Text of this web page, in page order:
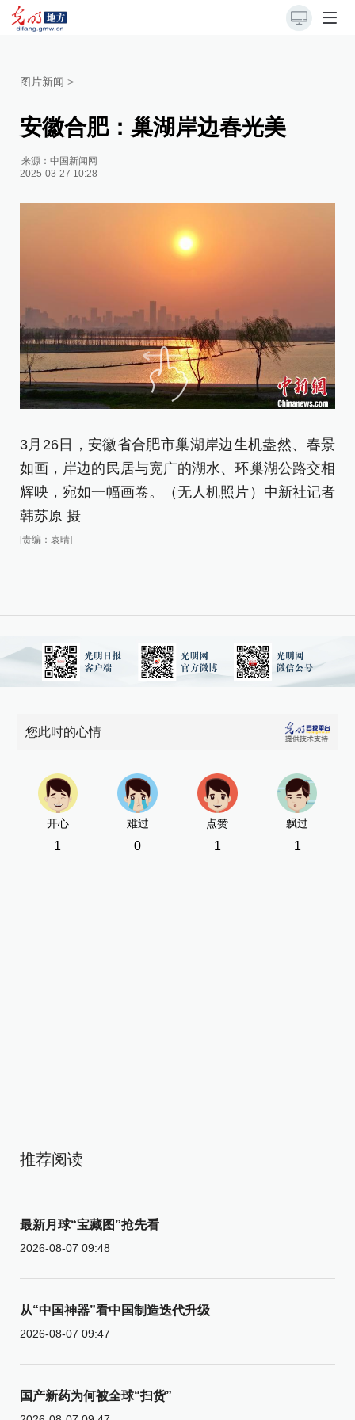
图片新闻 >
安徽合肥：巢湖岸边春光美
来源：中国新闻网
2025-03-27 10:28
3月26日，安徽省合肥市巢湖岸边生机盎然、春景
如画，岸边的民居与宽广的湖水、环巢湖公路交相
辉映，宛如一幅画卷。（无人机照片）中新社记者
韩苏原 摄
[责编：袁晴]
您此时的心情
开心
1
难过
0
点赞
1
飘过
1
推荐阅读
最新月球“宝藏图”抢先看
2026-08-07 09:48
从“中国神器”看中国制造迭代升级
2026-08-07 09:47
国产新药为何被全球“扫货”